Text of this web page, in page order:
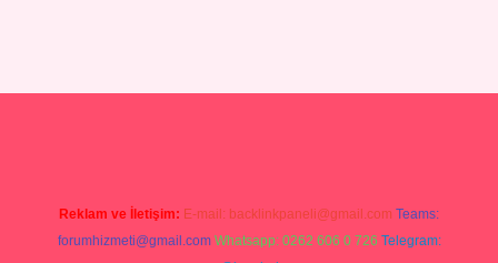
Reklam ve İletişim: E-mail: backlinkpaneli@gmail.com Teams:
forumhizmeti@gmail.com Whatsapp: 0262 606 0 726 Telegram: